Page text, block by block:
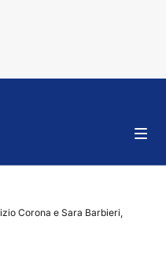
Corona e Sara Barbieri,